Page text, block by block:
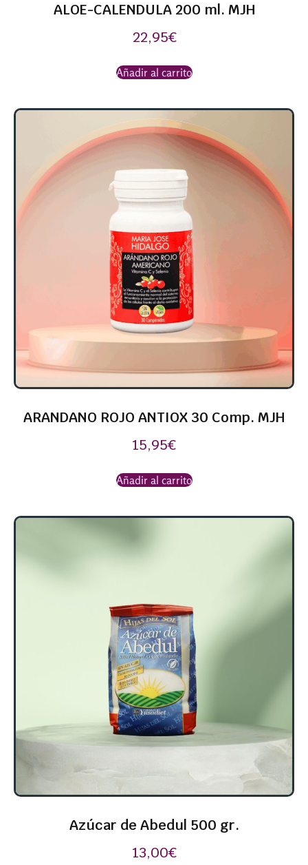
ALOE-CALENDULA 200 ml. MJH
22,95€
Añadir al carrito
ARANDANO ROJO ANTIOX 30 Comp. MJH
15,95€
Añadir al carrito
Azúcar de Abedul 500 gr.
13,00€